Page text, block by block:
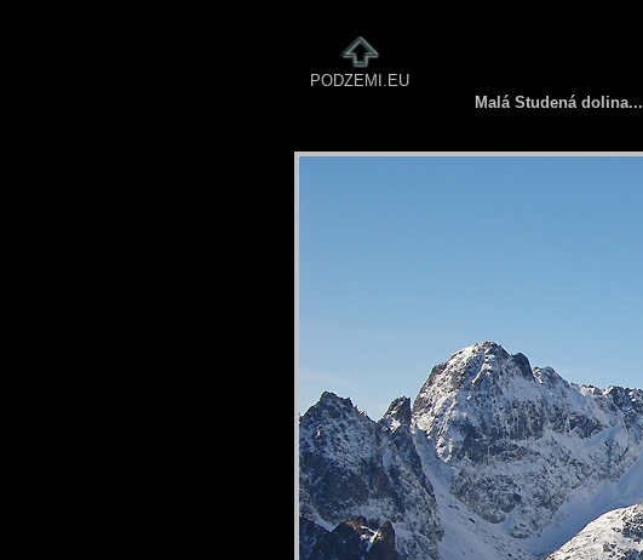
PODZEMI.EU
Malá Studená dolina...